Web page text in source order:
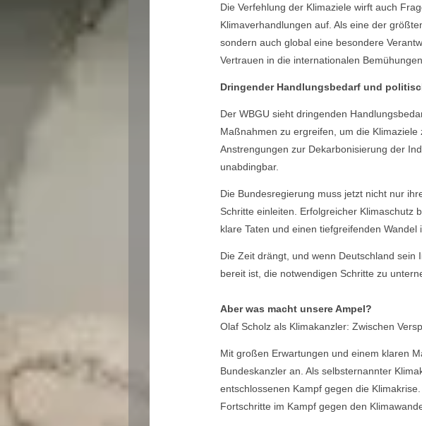
Die Verfehlung der Klimaziele wirft auch
Klimaverhandlungen auf. Als eine der
sondern auch global eine besondere
Vertrauen in die internationalen
Dringender Handlungsbedarf und
Der WBGU sieht dringenden
Maßnahmen zu ergreifen, um die
Anstrengungen zur Dekarbonisierung der
unabdingbar.
Die Bundesregierung muss jetzt nicht nur
Schritte einleiten. Erfolgreicher Klimaschutz
klare Taten und einen tiefgreifenden Wandel
Die Zeit drängt, und wenn Deutschland
bereit ist, die notwendigen Schritte zu
Aber was macht unsere Ampel?
Olaf Scholz als Klimakanzler: Zwischen
Mit großen Erwartungen und einem klaren
Bundeskanzler an. Als selbsternannter
entschlossenen Kampf gegen die
Fortschritte im Kampf gegen den